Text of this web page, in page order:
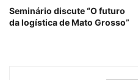
Seminário discute “O futuro
da logística de Mato Grosso”